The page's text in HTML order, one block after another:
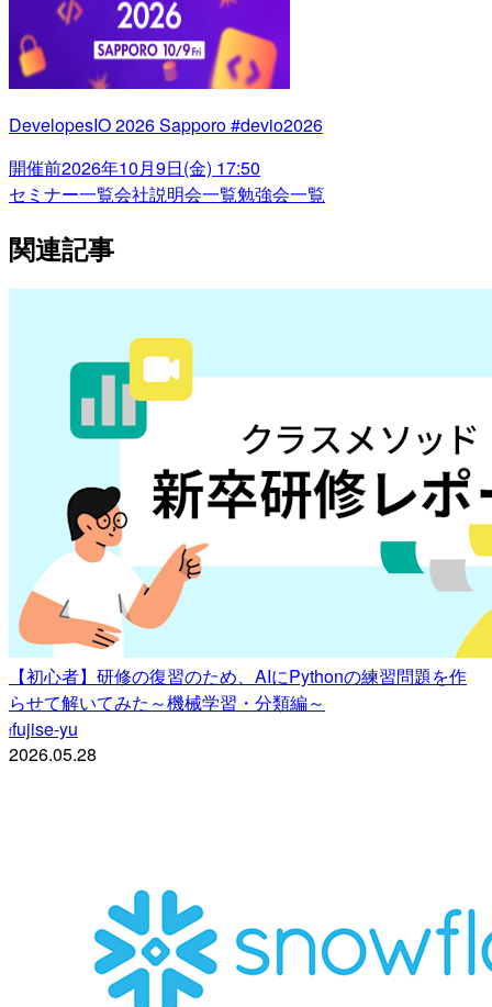
DevelopesIO 2026 Sapporo #devio2026
開催前2026年10月9日(金) 17:50
セミナー一覧会社説明会一覧勉強会一覧
関連記事
【初心者】研修の復習のため、AIにPythonの練習問題を作
らせて解いてみた～機械学習・分類編～
ffujise-yu
2026.05.28